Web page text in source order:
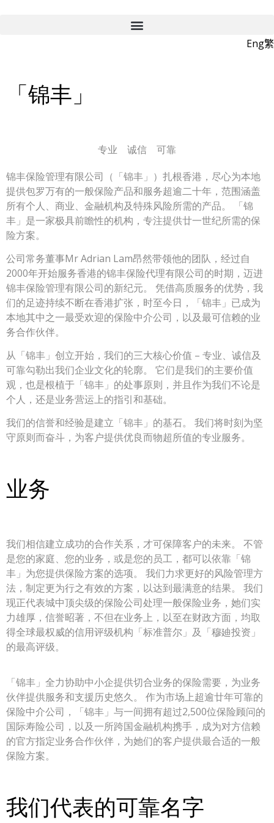
Eng繁
「锦丰」
专业 诚信
可靠
锦丰保险管理有限公司 （「锦丰」）扎根香港，尽心为本地
提供包罗万有的一般保险产品和服务超逾二十年，范围涵盖
所有个人、商业、金融机构及特殊风险所需的产品。 「锦
丰」是一家极具前瞻性的机构，专注提供廿一世纪所需的保
险方案。
公司常务董事Mr Adrian Lam昂然带领他的团队，经过自
2000年开始服务香港的锦丰保险代理有限公司的时期，迈进
锦丰保险管理有限公司的新纪元。 凭借高质服务的优势，我
们的足迹持续不断在香港扩张，时至今日，「锦丰」已成为
本地其中之一最受欢迎的保险中介公司，以及最可信赖的业
务合作伙伴。
从「锦丰」创立开始，我们的三大核心价值 – 专业、诚信及
可靠勾勒出我们企业文化的轮廓。 它们是我们的主要价值
观，也是根植于「锦丰」的处事原则，并且作为我们不论是
个人，还是业务营运上的指引和基础。
我们的信誉和经验是建立「锦丰」的基石。 我们将时刻为坚
守原则而奋斗，为客户提供优良而物超所值的专业服务。
业务
我们相信建立成功的合作关系，才可保障客户的未来。 不管
是您的家庭、您的业务，或是您的员工，都可以依靠「锦
丰」为您提供保险方案的选项。 我们力求更好的风险管理方
法，制定更为行之有效的方案，以达到最满意的结果。 我们
现正代表城中顶尖级的保险公司处理一般保险业务，她们实
力雄厚，信誉昭著，不但在业务上，以至在财政方面，均取
得全球最权威的信用评级机构「标准普尔」及「穆廸投资」
的最高评级。
「锦丰」全力协助中小企提供切合业务的保险需要，为业务
伙伴提供服务和支援历史悠久。 作为市场上超逾廿年可靠的
保险中介公司，「锦丰」与一间拥有超过2,500位保险顾问的
国际寿险公司，以及一所跨国金融机构携手，成为对方信赖
的官方指定业务合作伙伴，为她们的客户提供最合适的一般
保险方案。
我们代表的可靠名字